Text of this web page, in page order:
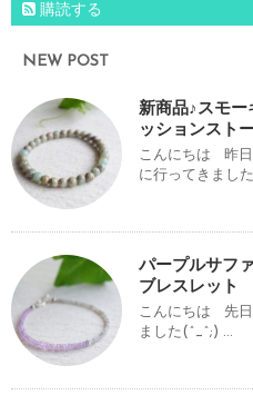
購読する
NEW POST
新商品♪スモー
ッションスト
こんにちは 昨日
に行ってきまし
パープルサフ
ブレスレット
こんにちは 先日
ました(^_^;) ...